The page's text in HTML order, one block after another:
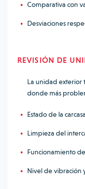
Comparativa con
Desviaciones
REVISIÓN DE
La unidad exterior
donde más
Estado de la
Limpieza del
Funcionamiento
Nivel de vibración